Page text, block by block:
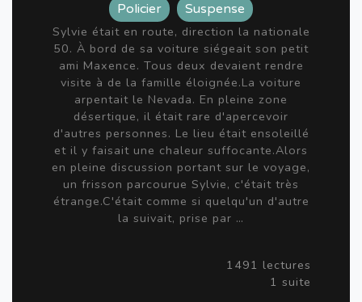
Policier
Suspense
Sylvie était en route, direction la nationale
50. À bord de sa voiture siégeait son petit
ami Maxence. Tous deux devaient rendre
visite à de la famille éloignée.La voiture
arpentait le Nevada. En pleine zone
désertique, il était rare d'apercevoir
d'autres personnes. Le lieu était ensoleillé
et il y faisait une chaleur suffocante.Alors
en pleine discussion portant sur le voyage,
un frisson parcourue Sylvie, c'était très
étrange.C'était comme si quelqu'un d'autre
la suivait, prise par …
1491 lectures
1 suite